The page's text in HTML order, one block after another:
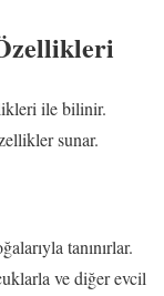
ile bilinir.
sunar.
tanınırlar.
ve diğer evcil